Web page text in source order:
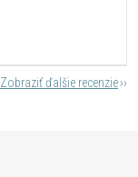
Zobraziť ďalšie recenzie